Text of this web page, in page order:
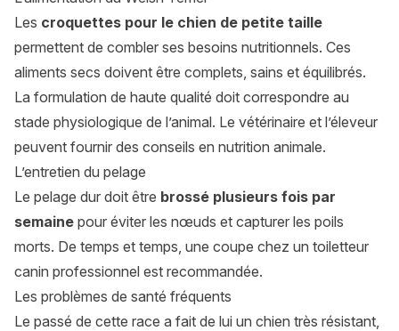
Les croquettes pour le chien de petite taille
permettent de combler ses besoins nutritionnels. Ces
aliments secs doivent être complets, sains et équilibrés.
La formulation de haute qualité doit correspondre au
stade physiologique de l’animal. Le vétérinaire et l’éleveur
peuvent fournir des conseils en nutrition animale.
L’entretien du pelage
Le pelage dur doit être brossé plusieurs fois par
semaine pour éviter les nœuds et capturer les poils
morts. De temps et temps, une coupe chez un toiletteur
canin professionnel est recommandée.
Les problèmes de santé fréquents
Le passé de cette race a fait de lui un chien très résistant,